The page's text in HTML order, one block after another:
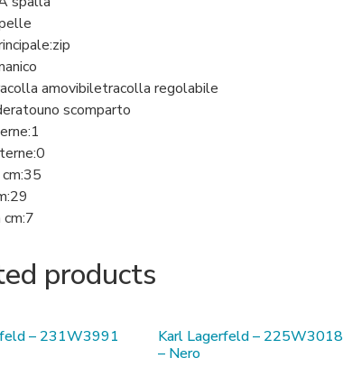
zip
amovibiletracolla regolabile
uno scomparto
1
0
35
29
7
products
– 231W3991
Karl Lagerfeld – 225W3018
– Nero